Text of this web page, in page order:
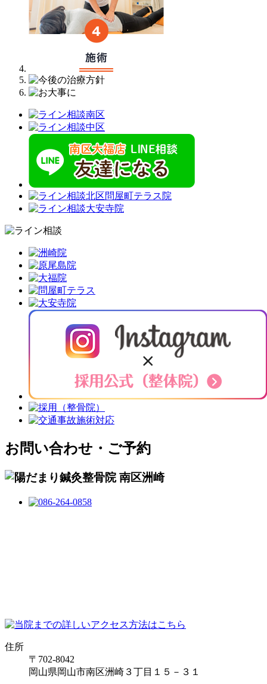
お問い合わせ・ご予約
住所
〒702-8042
岡山県岡山市南区洲崎３丁目１５－３１